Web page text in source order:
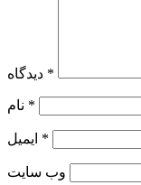
*
*
*
وب‌ سایت